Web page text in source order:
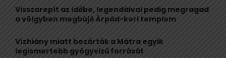
C
Visszarepít az időbe, legendáival pedig megragad
a völgyben megbújó Árpád-kori templom
Vízhiány miatt bezárták a Mátra egyik
legismertebb gyógyvizű forrását